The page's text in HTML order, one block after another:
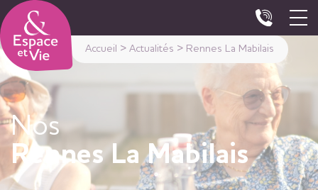
Accueil > Actualités > Rennes La Mabilais
Nos
Rennes La Mabilais
Panneau de gestion des cookies